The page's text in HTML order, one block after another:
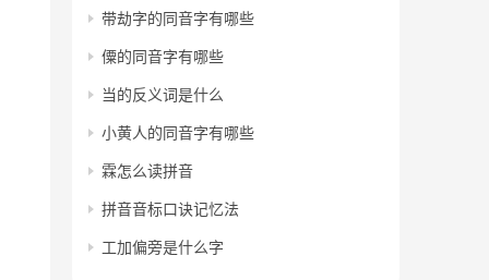
带劫字的同音字有哪些
僳的同音字有哪些
当的反义词是什么
小黄人的同音字有哪些
霖怎么读拼音
拼音音标口诀记忆法
工加偏旁是什么字